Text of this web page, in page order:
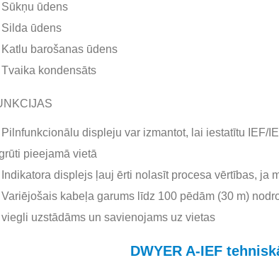
Sūkņu ūdens
Silda ūdens
Katlu barošanas ūdens
Tvaika kondensāts
Pilnfunkcionālu displeju var izmantot, lai iestatītu IEF/
pieejamā vietā
Indikatora displejs ļauj ērti nolasīt procesa vērtības, ja
Variējošais kabeļa garums līdz 100 pēdām (30 m)
viegli uzstādāms un savienojams uz vietas
DWYER A-IEF